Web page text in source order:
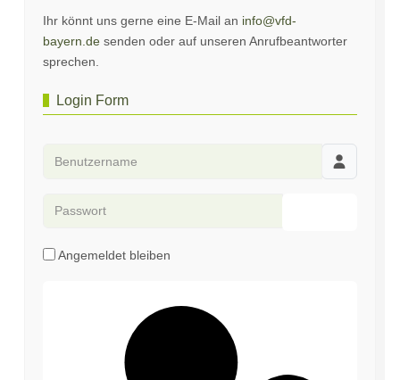
Ihr könnt uns gerne eine E-Mail an info@vfd-
bayern.de senden oder auf unseren Anrufbeantworter
sprechen.
Login Form
Angemeldet bleiben